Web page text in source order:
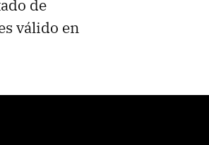
de
válido en